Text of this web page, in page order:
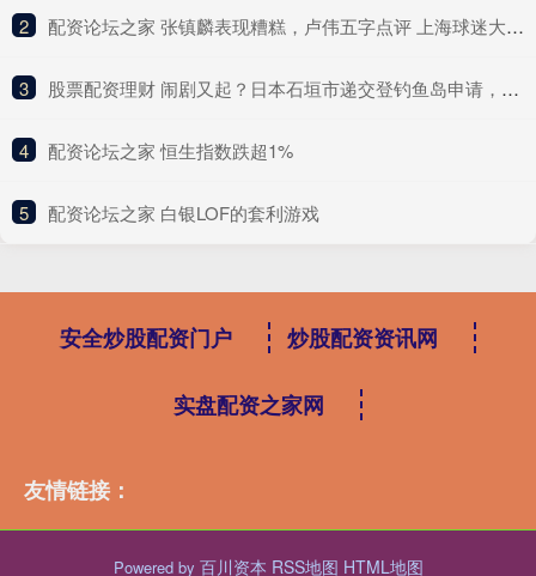
2 ​配资论坛之家 张镇麟表现糟糕，卢伟五字点评 上海球迷大喊辽宁男篮诈骗求退货
3 ​股票配资理财 闹剧又起？日本石垣市递交登钓鱼岛申请，中国反制力量早就安排到位！
4 ​配资论坛之家 恒生指数跌超1%
5 ​配资论坛之家 白银LOF的套利游戏
安全炒股配资门户 炒股配资资讯网
实盘配资之家网
友情链接：
Powered by 百川资本 RSS地图 HTML地图